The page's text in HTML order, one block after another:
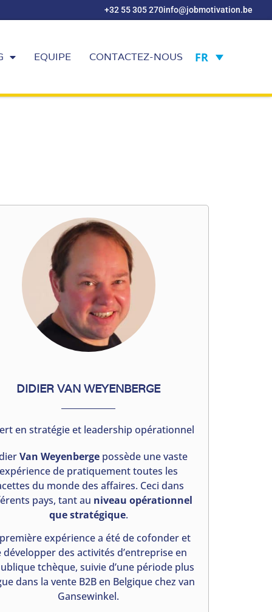
+32 55 305 270info@jobmotivation.be
EQUIPE CONTACTEZ-NOUS FR
DIDIER VAN WEYENBERGE
en stratégie et leadership opérationnel
Van Weyenberge possède une vaste
de pratiquement toutes les
du monde des affaires. Ceci dans
pays, tant au niveau opérationnel
que stratégique.
expérience a été de cofonder et
développer des activités d’entreprise en
tchèque, suivie d’une période plus
dans la vente B2B en Belgique chez van
Gansewinkel.